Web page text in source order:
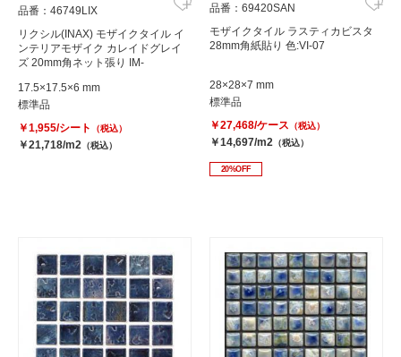
品番：46749LIX
リクシル(INAX) モザイクタイル イ
ンテリアモザイク カレイドグレイ
ズ 20mm角ネット張り IM-
17.5×17.5×6 mm
標準品
￥1,955/シート
（税込）
￥21,718/m2 （税込）
品番：69420SAN
モザイクタイル ラスティカビスタ
28mm角紙貼り 色:VI-07
28×28×7 mm
標準品
￥27,468/ケース （税込）
￥14,697/m2 （税込）
20%OFF